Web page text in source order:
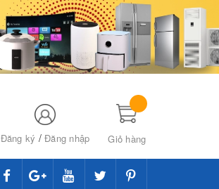
Đăng ký /Đăng nhập Giỏ hàng